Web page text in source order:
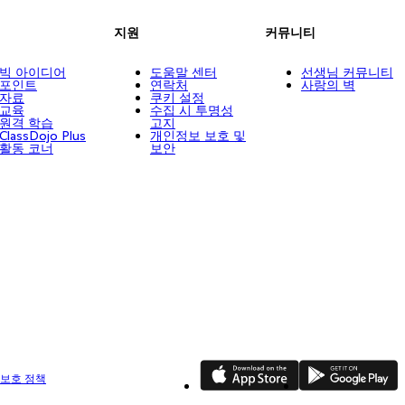
아이디어
인트
료
육
격 학습
Plus
동 코너
지원
도움말 센터
연락처
쿠키 설정
수집 시 투명성
고지
개인정보 보호 및
보안
커뮤니티
선생님 커뮤니티
사랑의 벽
호 정책
App Store Google Play